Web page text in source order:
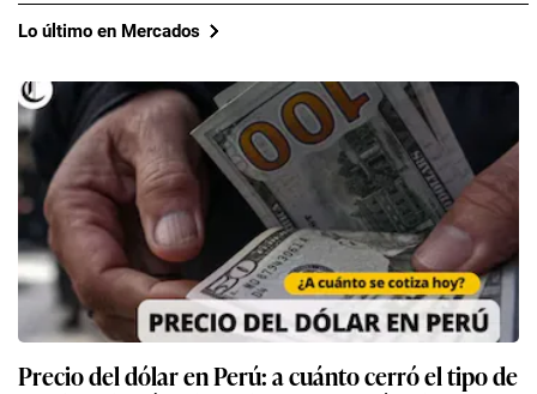
Lo último en Mercados
Precio del dólar en Perú: a cuánto cerró el tipo de